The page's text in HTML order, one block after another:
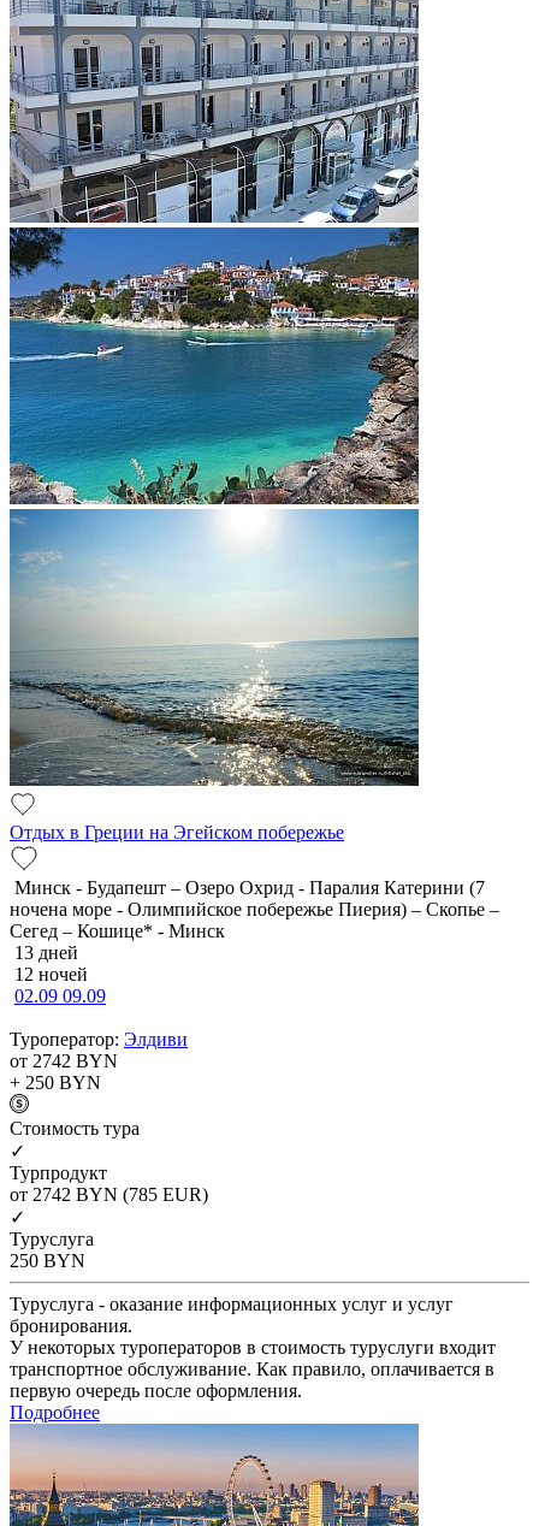
Отдых в Греции на Эгейском побережье
Минск - Будапешт – Озеро Охрид - Паралия Катерини (7
ночена море - Олимпийское побережье Пиерия) – Скопье –
Сегед – Кошице* - Минск
13 дней
12 ночей
02.09 09.09
Туроператор: Элдиви
от 2742 BYN
+ 250 BYN
Cтоимость тура
✓
Турпродукт
от 2742 BYN (785 EUR)
✓
Туруслуга
250 BYN
Туруслуга - оказание информационных услуг и услуг
бронирования.
У некоторых туроператоров в стоимость туруслуги входит
транспортное обслуживание. Как правило, оплачивается в
первую очередь после оформления.
Подробнее